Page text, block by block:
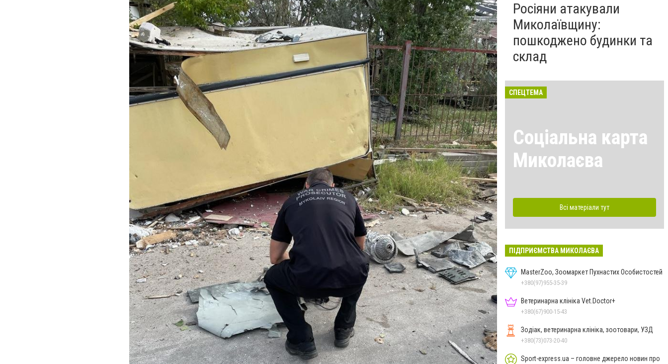
Росіяни атакували
Миколаївщину:
пошкоджено будинки та
склад
СПЕЦТЕМА
Соціальна карта
Миколаєва
Всі матеріали тут
ПІДПРИЄМСТВА МИКОЛАЄВА
MasterZoo, Зоомаркет Пухнастих Особистостей
+380(97)955-35-39
Ветеринарна клініка Vet.Doctor+
+380(67)900-15-43
Зодіак, ветеринарна клініка, зоотовари, УЗД
+380(73)073-20-40
Sport-express.ua – головне джерело новин про